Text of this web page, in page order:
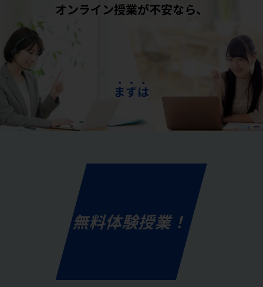
オンライン授業が不安なら、
まず は
無料体験授業！